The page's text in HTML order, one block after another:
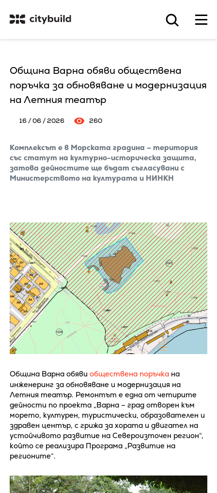
Община Варна обяви обществена
поръчка за обновяване и модернизация
на Летния театър
16 / 06 / 2026 260
Комплексът е в Морската градина – територия
със статут на културно-историческа защита,
затова дейностите ще бъдат съгласувани с
Министерството на културата и НИНКН
Община Варна обяви обществена поръчка на
инженеринг за обновяване и модернизация на
Летния театър. Ремонтът е една от четирите
дейности по проекта „Варна – град отворен към
морето, културен, туристически, образователен и
здравен център, с грижа за хората и двигател на
устойчивото развитие на Североизточен регион“,
който се реализира Програма „Развитие на
регионите“.